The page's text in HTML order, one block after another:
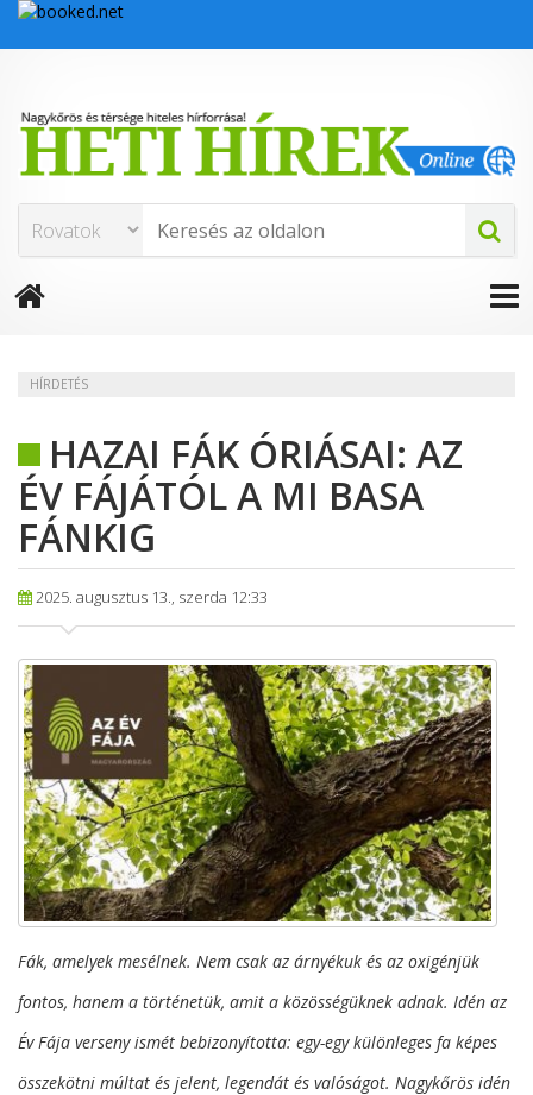
HÍRDETÉS
HAZAI FÁK ÓRIÁSAI: AZ
ÉV FÁJÁTÓL A MI BASA
FÁNKIG
2025. augusztus 13., szerda 12:33
Fák, amelyek mesélnek. Nem csak az árnyékuk és az oxigénjük
fontos, hanem a történetük, amit a közösségüknek adnak. Idén az
Év Fája verseny ismét bebizonyította: egy-egy különleges fa képes
összekötni múltat és jelent, legendát és valóságot. Nagykőrös idén